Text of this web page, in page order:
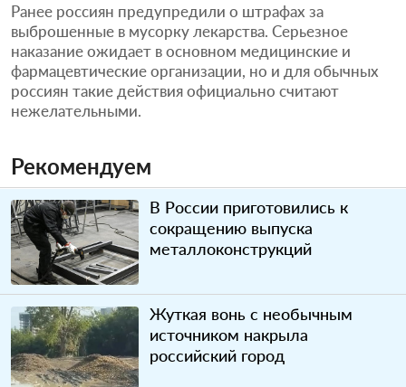
Ранее россиян предупредили о штрафах за
выброшенные в мусорку лекарства. Серьезное
наказание ожидает в основном медицинские и
фармацевтические организации, но и для обычных
россиян такие действия официально считают
нежелательными.
Рекомендуем
В России приготовились к
сокращению выпуска
металлоконструкций
Жуткая вонь с необычным
источником накрыла
российский город